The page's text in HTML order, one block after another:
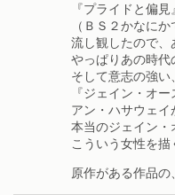
『プライドと偏
（ＢＳ２かなに
流し観したので、
やっぱりあの時代
そして意志の強い
『ジェイン・オ
アン・ハサウェイ
本当のジェイン・
こういう女性を描
原作がある作品の